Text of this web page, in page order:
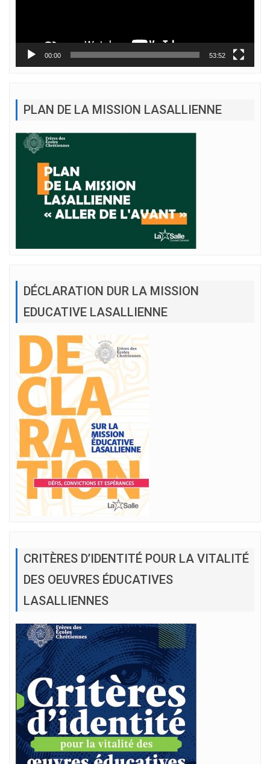
00:00 53:52
PLAN DE LA MISSION LASALLIENNE
DÉCLARATION DUR LA MISSION
EDUCATIVE LASALLIENNE
CRITÈRES D’IDENTITÉ POUR LA VITALITÉ
DES OEUVRES ÉDUCATIVES
LASALLIENNES